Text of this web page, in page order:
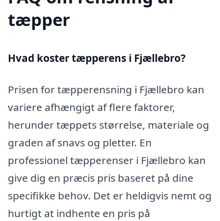
tæpper
Hvad koster tæpperens i Fjællebro?
Prisen for tæpperensning i Fjællebro kan
variere afhængigt af flere faktorer,
herunder tæppets størrelse, materiale og
graden af snavs og pletter. En
professionel tæpperenser i Fjællebro kan
give dig en præcis pris baseret på dine
specifikke behov. Det er heldigvis nemt og
hurtigt at indhente en pris på